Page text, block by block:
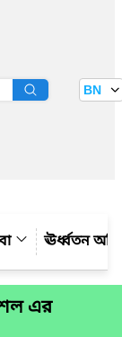
BN
ঊর্ধ্বতন
এর